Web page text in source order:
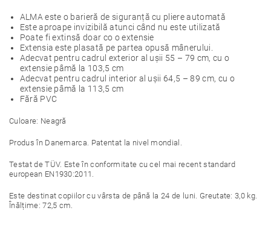
ALMA este o barieră de siguranță cu pliere automată
Este aproape invizibilă atunci când nu este utilizată
Poate fi extinsă doar co o extensie
Extensia este plasată pe partea opusă mânerului.
Adecvat pentru cadrul exterior al ușii 55 – 79 cm, cu o
extensie pâmă la 103,5 cm
Adecvat pentru cadrul interior al ușii 64,5 – 89 cm, cu o
extensie pâmă la 113,5 cm
Fără PVC
Culoare: Neagră
Produs în Danemarca. Patentat la nivel mondial.
Testat de TÜV. Este în conformitate cu cel mai recent standard
european EN1930:2011.
Este destinat copiilor cu vârsta de până la 24 de luni. Greutate: 3,0 kg.
Înălțime: 72,5 cm.